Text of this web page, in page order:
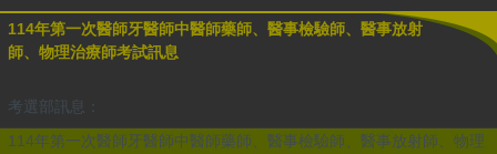
114年第一次醫師牙醫師中醫師藥師、醫事檢驗師、醫事放射
師、物理治療師考試訊息
考選部訊息：
114年第一次醫師牙醫師中醫師藥師、醫事檢驗師、醫事放射師、物理